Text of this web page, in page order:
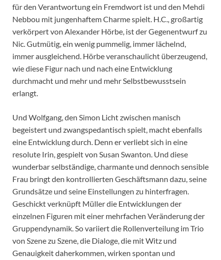
für den Verantwortung ein Fremdwort ist und den Mehdi
Nebbou mit jungenhaftem Charme spielt. H.C., großartig
verkörpert von Alexander Hörbe, ist der Gegenentwurf zu
Nic. Gutmütig, ein wenig pummelig, immer lächelnd,
immer ausgleichend. Hörbe veranschaulicht überzeugend,
wie diese Figur nach und nach eine Entwicklung
durchmacht und mehr und mehr Selbstbewusstsein
erlangt.
Und Wolfgang, den Simon Licht zwischen manisch
begeistert und zwangspedantisch spielt, macht ebenfalls
eine Entwicklung durch. Denn er verliebt sich in eine
resolute Irin, gespielt von Susan Swanton. Und diese
wunderbar selbständige, charmante und dennoch sensible
Frau bringt den kontrollierten Geschäftsmann dazu, seine
Grundsätze und seine Einstellungen zu hinterfragen.
Geschickt verknüpft Müller die Entwicklungen der
einzelnen Figuren mit einer mehrfachen Veränderung der
Gruppendynamik. So variiert die Rollenverteilung im Trio
von Szene zu Szene, die Dialoge, die mit Witz und
Genauigkeit daherkommen, wirken spontan und